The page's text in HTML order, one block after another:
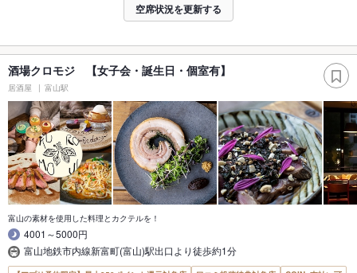
空席状況を更新する
酒場クロモジ 【女子会・誕生日・個室有】
居酒屋 富山駅
富山の素材を使用した料理とカクテルを！
4001～5000円
富山地鉄市内線新富町(富山)駅出口より徒歩約1分